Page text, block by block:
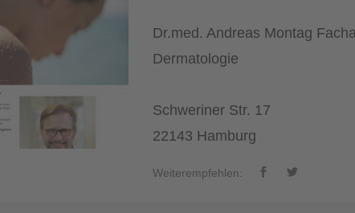
Dr.med. Andreas Montag
Dermatologie
Schweriner Str. 17
22143 Hamburg
Weiterempfehlen: